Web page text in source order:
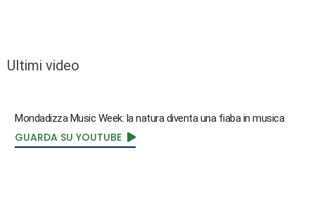
Ultimi video
Mondadizza Music Week: la natura diventa una fiaba in musica
GUARDA SU YOUTUBE